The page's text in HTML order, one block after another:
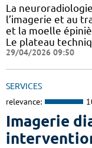
La
l’imagerie et au
et la moelle
Le plateau
29/04/2026 09:50
SERVICES
relevance:
Imagerie